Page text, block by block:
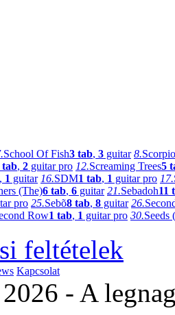
School Of Fish3 tab, 3 guitar 8.
tab, 2 guitar pro 12.Screaming Trees5
, 1 guitar 16.SDM1 tab, 1 guitar pro 17.
(The)6 tab, 6 guitar 21.Sebadoh11
pro 25.Sebõ8 tab, 8 guitar 26.
Row1 tab, 1 guitar pro 30.Seeds
feltételek
Kapcsolat
2026 - A